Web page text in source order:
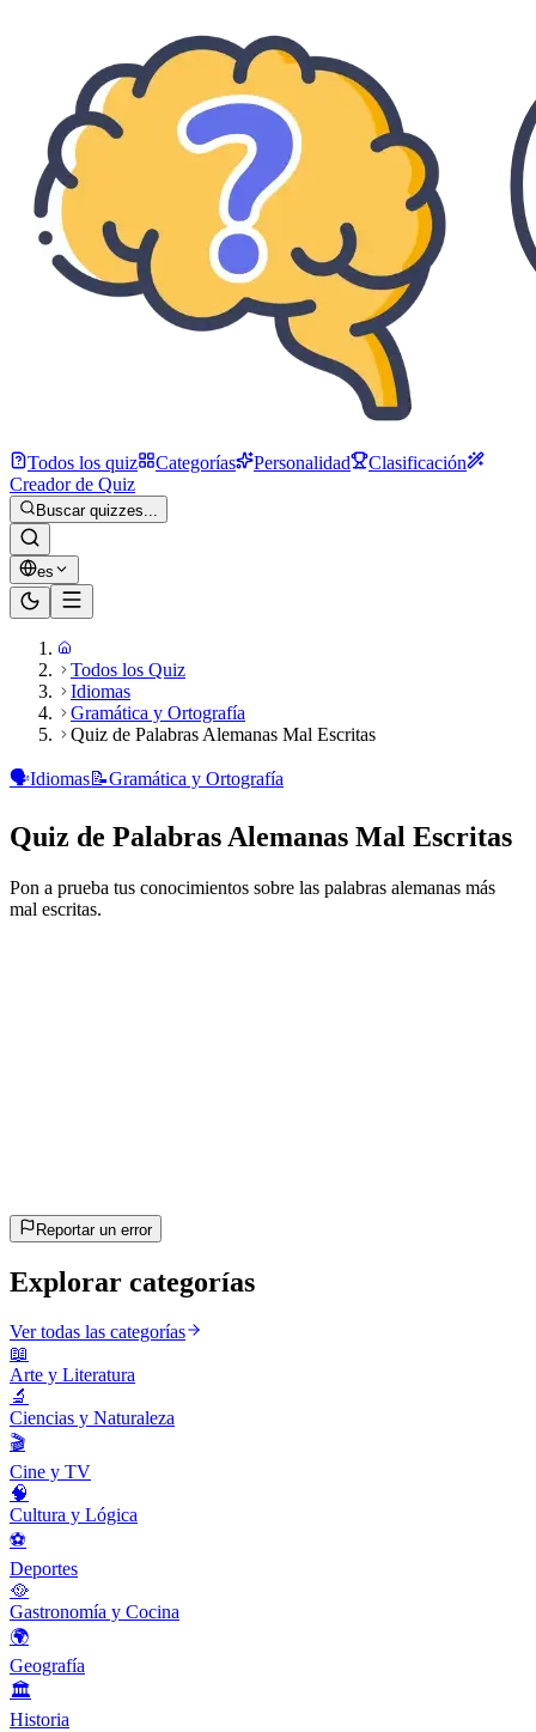
Todos los quiz Categorías Personalidad
Clasificación
Creador de Quiz
Buscar quizzes...
es
Todos los Quiz
Idiomas
Gramática y Ortografía
Quiz de Palabras Alemanas Mal Escritas
🗣️Idiomas📝Gramática y Ortografía
Quiz de Palabras Alemanas Mal Escritas
Pon a prueba tus conocimientos sobre las palabras alemanas más
mal escritas.
Reportar un error
Explorar categorías
Ver todas las categorías
📖
Arte y Literatura
🔬
Ciencias y Naturaleza
🎬
Cine y TV
🧠
Cultura y Lógica
⚽
Deportes
🥘
Gastronomía y Cocina
🌍
Geografía
🏛️
Historia